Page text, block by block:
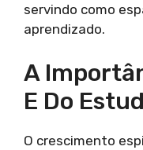
servindo como
aprendizado.
A
E Do
O crescimento